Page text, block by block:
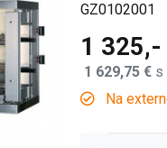
GZ0102001
1 325,-
1 629,75 € s
Na